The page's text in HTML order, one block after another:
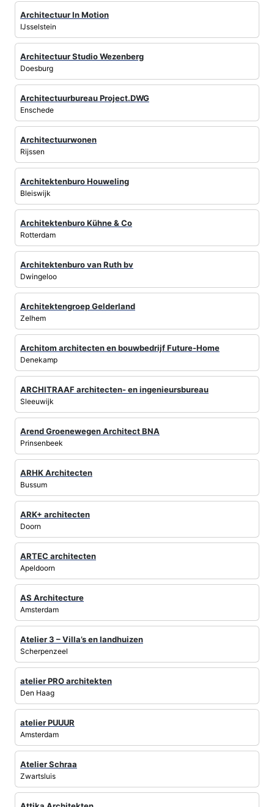
Architectuur In Motion
IJsselstein
Architectuur Studio Wezenberg
Doesburg
Architectuurbureau Project.DWG
Enschede
Architectuurwonen
Rijssen
Architektenburo Houweling
Bleiswijk
Architektenburo Kühne & Co
Rotterdam
Architektenburo van Ruth bv
Dwingeloo
Architektengroep Gelderland
Zelhem
Architom architecten en bouwbedrijf Future-Home
Denekamp
ARCHITRAAF architecten- en ingenieursbureau
Sleeuwijk
Arend Groenewegen Architect BNA
Prinsenbeek
ARHK Architecten
Bussum
ARK+ architecten
Doorn
ARTEC architecten
Apeldoorn
AS Architecture
Amsterdam
Atelier 3 – Villa’s en landhuizen
Scherpenzeel
atelier PRO architekten
Den Haag
atelier PUUUR
Amsterdam
Atelier Schraa
Zwartsluis